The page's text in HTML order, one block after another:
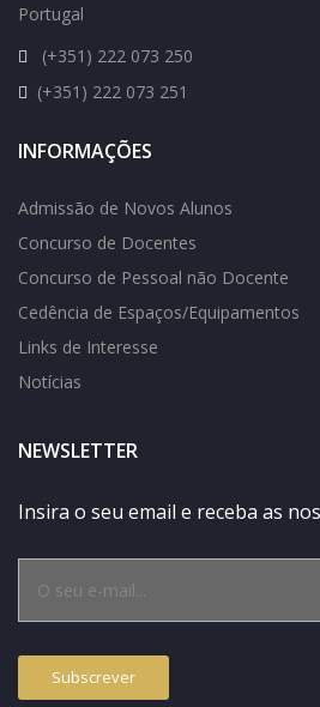
Portugal
(+351) 222 073 250
(+351) 222 073 251
INFORMAÇÕES
Admissão de Novos Alunos
Concurso de Docentes
Concurso de Pessoal não Docente
Cedência de Espaços/Equipamentos
Links de Interesse
Notícias
NEWSLETTER
Insira o seu email e receba as